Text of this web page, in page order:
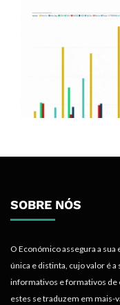
SOBRE NÓS
O Económico assegura a
única e distinta, cujo valor é
informativos e formativos de
estes se traduzem em mais-